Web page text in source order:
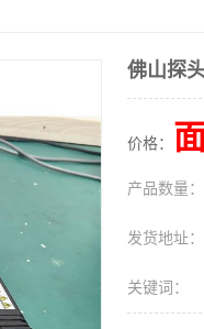
佛山探
价格：
产品数量：
发货地址：
关键词：